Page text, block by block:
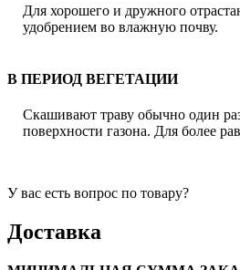
Для хорошего и дружного
удобрением во влажную почву.
В ПЕРИОД ВЕГЕТАЦИИ
Скашивают траву обычно один
поверхности газона. Для более
У вас есть вопрос по товару?
Доставка